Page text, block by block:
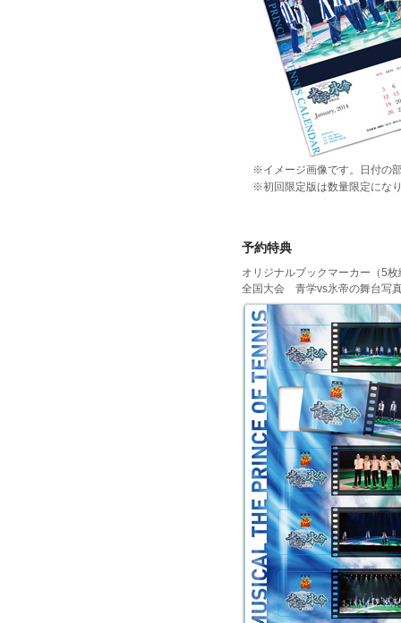
※イメージ画像です。日付の
※初回限定版は数量限定にな
予約特典
オリジナルブックマーカー（5枚
全国大会 青学vs氷帝の舞台写